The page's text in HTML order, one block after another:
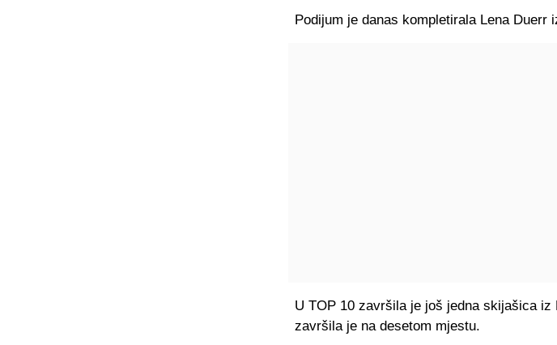
Podijum je danas kompletirala Lena Duerr
U TOP 10 završila je još jedna skijašica
završila je na desetom mjestu.